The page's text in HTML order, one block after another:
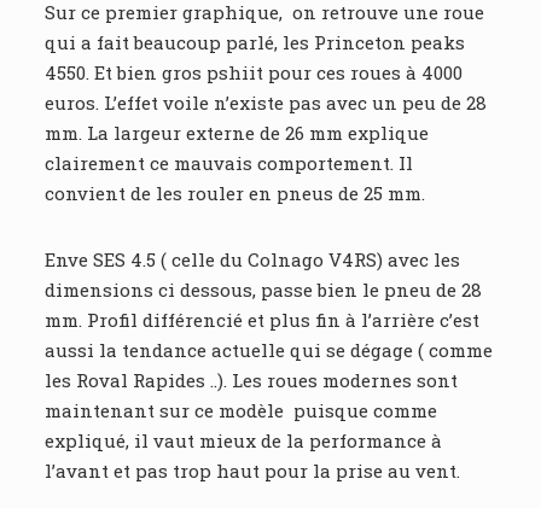
Sur ce premier graphique, on retrouve une roue
qui a fait beaucoup parlé, les Princeton peaks
4550. Et bien gros pshiit pour ces roues à 4000
euros. L’effet voile n’existe pas avec un peu de 28
mm. La largeur externe de 26 mm explique
clairement ce mauvais comportement. Il
convient de les rouler en pneus de 25 mm.
Enve SES 4.5 ( celle du Colnago V4RS) avec les
dimensions ci dessous, passe bien le pneu de 28
mm. Profil différencié et plus fin à l’arrière c’est
aussi la tendance actuelle qui se dégage ( comme
les Roval Rapides ..). Les roues modernes sont
maintenant sur ce modèle puisque comme
expliqué, il vaut mieux de la performance à
l’avant et pas trop haut pour la prise au vent.